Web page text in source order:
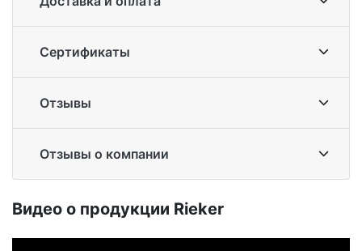
Сертификаты
Отзывы
Отзывы о компании
Ви­део о про­дук­ции Ri­eker